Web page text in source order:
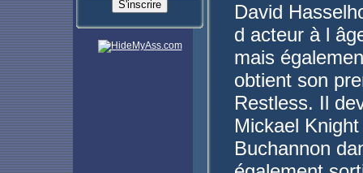
David
d acteur à l
mais
obtient son
Restless. Il
Mickael
Buchannon